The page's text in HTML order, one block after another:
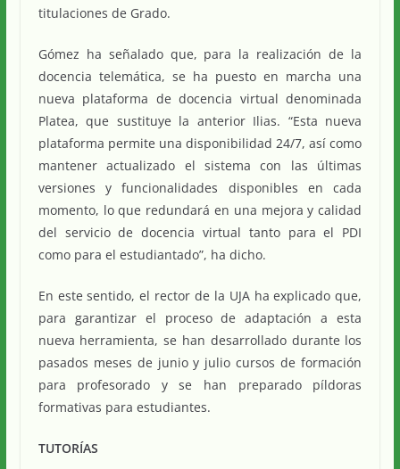
titulaciones de Grado.
Gómez ha señalado que, para la realización de la
docencia telemática, se ha puesto en marcha una
nueva plataforma de docencia virtual denominada
Platea, que sustituye la anterior Ilias. “Esta nueva
plataforma permite una disponibilidad 24/7, así como
mantener actualizado el sistema con las últimas
versiones y funcionalidades disponibles en cada
momento, lo que redundará en una mejora y calidad
del servicio de docencia virtual tanto para el PDI
como para el estudiantado”, ha dicho.
En este sentido, el rector de la UJA ha explicado que,
para garantizar el proceso de adaptación a esta
nueva herramienta, se han desarrollado durante los
pasados meses de junio y julio cursos de formación
para profesorado y se han preparado píldoras
formativas para estudiantes.
TUTORÍAS